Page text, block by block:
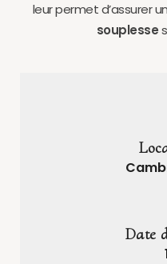
leur permet d’assurer
souplesse
Date